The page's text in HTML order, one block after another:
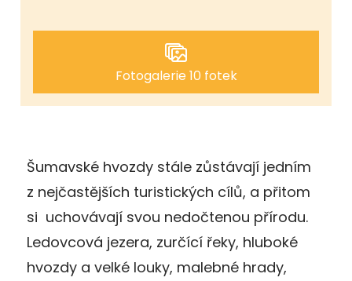
Fotogalerie 10 fotek
Šumavské hvozdy stále zůstávají jedním
z nejčastějších turistických cílů, a přitom
si uchovávají svou nedočtenou přírodu.
Ledovcová jezera, zurčící řeky, hluboké
hvozdy a velké louky, malebné hrady,